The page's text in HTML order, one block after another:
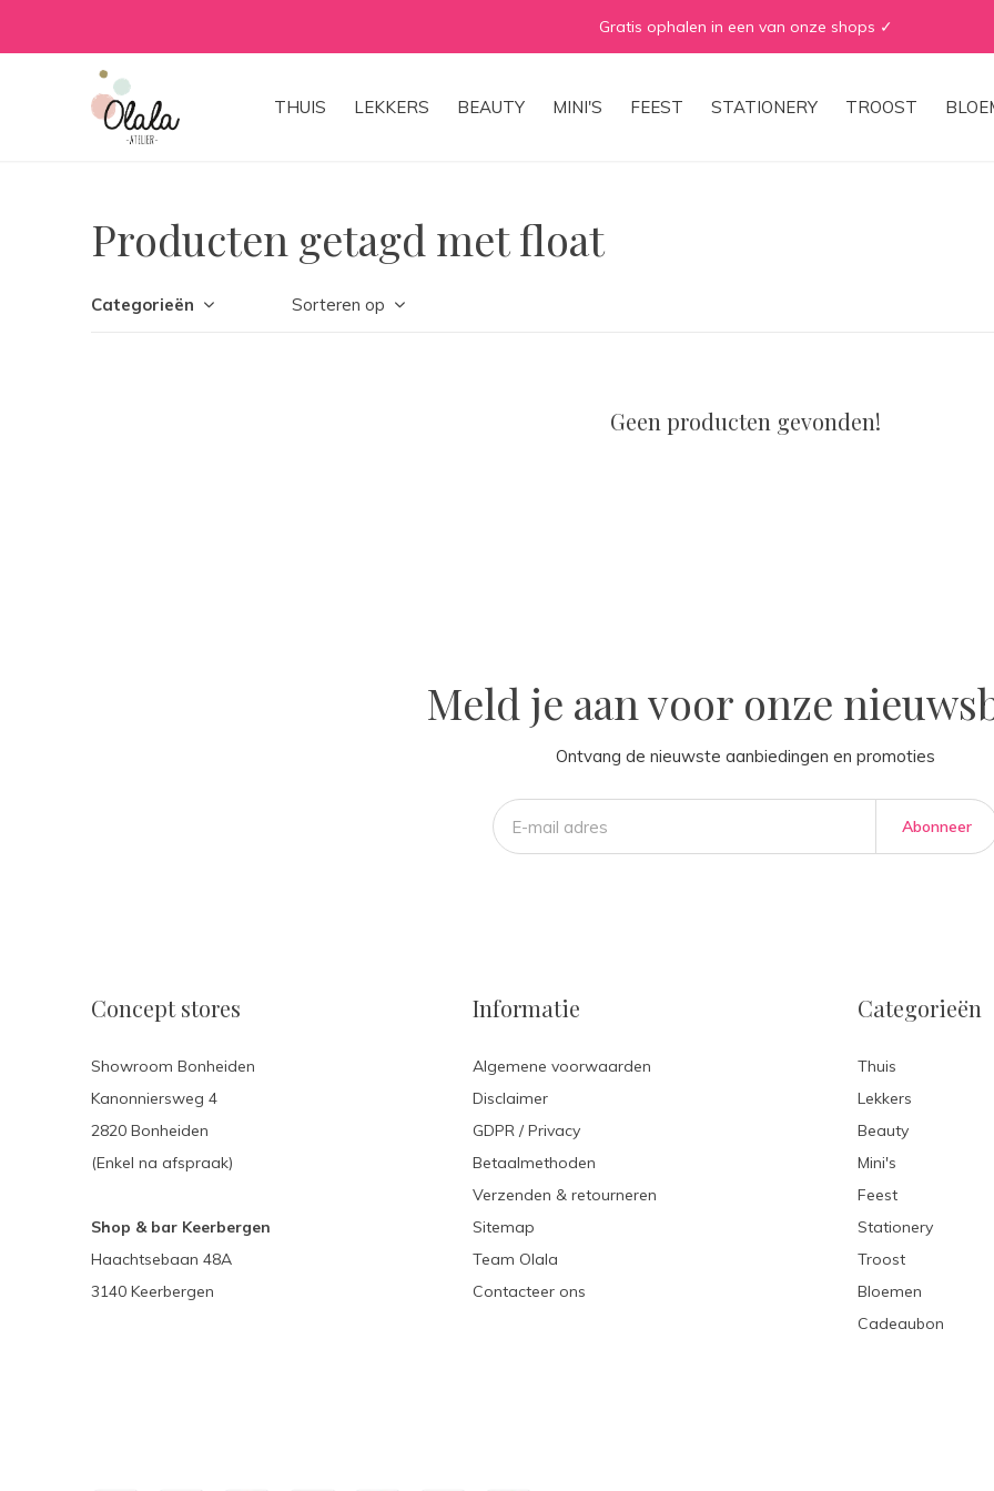
THUIS LEKKERS BEAUTY MINI'S FEEST STATIONERY TROOST
Gratis ophalen in een van onze shops ✓
Producten getagd met float
Categorieën Sorteren op
Geen producten gevonden!
Meld je aan voor onze
Ontvang de nieuwste aanbiedingen en promoties
Abonneer
Concept stores
Showroom Bonheiden
Kanonniersweg 4
2820 Bonheiden
(Enkel na afspraak)
Shop & bar Keerbergen
Haachtsebaan 48A
3140 Keerbergen
Informatie
Algemene voorwaarden
Disclaimer
GDPR / Privacy
Betaalmethoden
Verzenden & retourneren
Sitemap
Team Olala
Contacteer ons
Categorieën
Thuis
Lekkers
Beauty
Mini's
Feest
Stationery
Troost
Bloemen
Cadeaubon